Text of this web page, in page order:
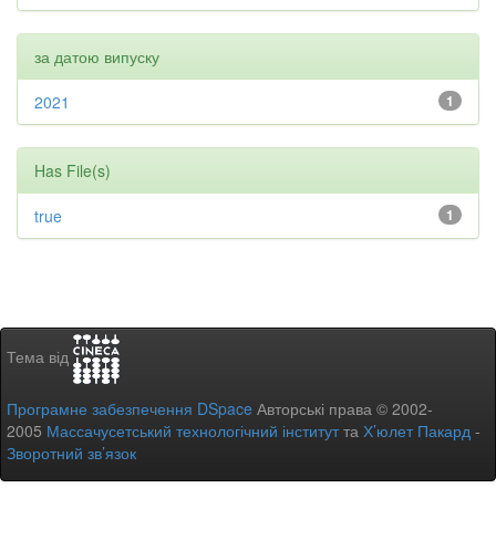
за датою випуску
1
2021
Has File(s)
1
true
Тема від
Програмне забезпечення DSpace Авторські права © 2002-
2005 Массачусетський технологічний інститутта Х’юлет Пакард -
Зворотний зв’язок